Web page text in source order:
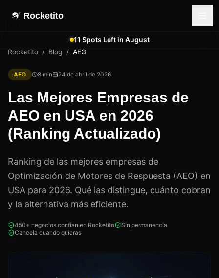
Rocketito
11 Spots Left in August
Rocketito / Blog / AEO
AEO 8 min 24 de abril de 2026
Las Mejores Empresas de
AEO en USA en 2026
(Ranking Actualizado)
Ranking de las mejores empresas de
Optimización de Motores de Respuesta (AEO) en
USA para 2026. Qué las distingue, cuánto cobran
y la alternativa más eficiente.
450+ negocios confían en Rocketito
Sin permanencia
Cancela cuando quieras